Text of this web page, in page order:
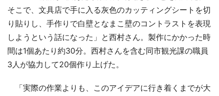
そこで、文具店で手に入る灰色のカッティングシートを切
り貼りし、手作りで白壁となまこ壁のコントラストを表現
しようという話になった」と西村さん。製作にかかった時
間は1個あたり約30分。西村さんを含む同市観光課の職員
3人が協力して20個作り上げた。
「実際の作業よりも、このアイデアに行き着くまでが大